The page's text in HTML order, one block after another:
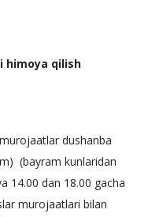
himoya qilish
dushanba
(bayram kunlaridan
14.00 dan 18.00 gacha
murojaatlari bilan